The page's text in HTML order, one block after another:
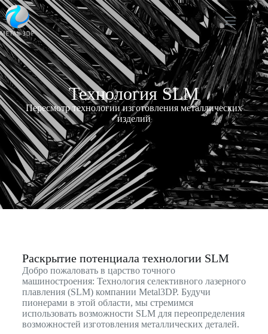
Технология SLM
Пересмотр технологии изготовления металлических
изделий
Раскрытие потенциала технологии SLM
Добро пожаловать в царство точного
машиностроения: Технология селективного лазерного
плавления (SLM) компании Metal3DP. Будучи
пионерами в этой области, мы стремимся
использовать возможности SLM для переопределения
возможностей изготовления металлических деталей.